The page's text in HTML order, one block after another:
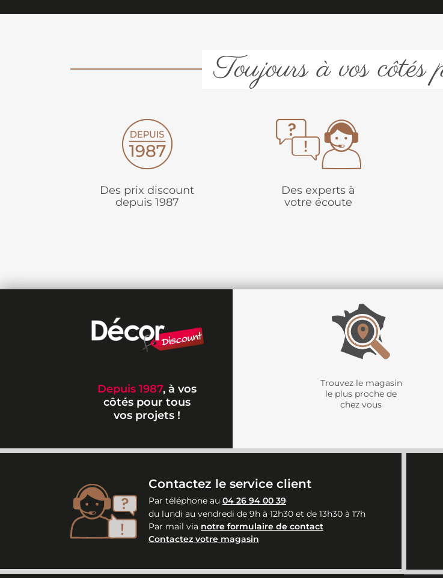
Toujours à vos côtés
Des prix discount
depuis 1987
Des experts à
votre écoute
Depuis 1987, à vos
côtés pour tous
vos projets !
Trouvez le magasin
le plus proche de
chez vous
Contactez le service client
Par téléphone au 04 26 94 00 39
du lundi au vendredi de 9h à 12h30 et de 13h30 à 17h
Par mail via notre formulaire de contact
Contactez votre magasin